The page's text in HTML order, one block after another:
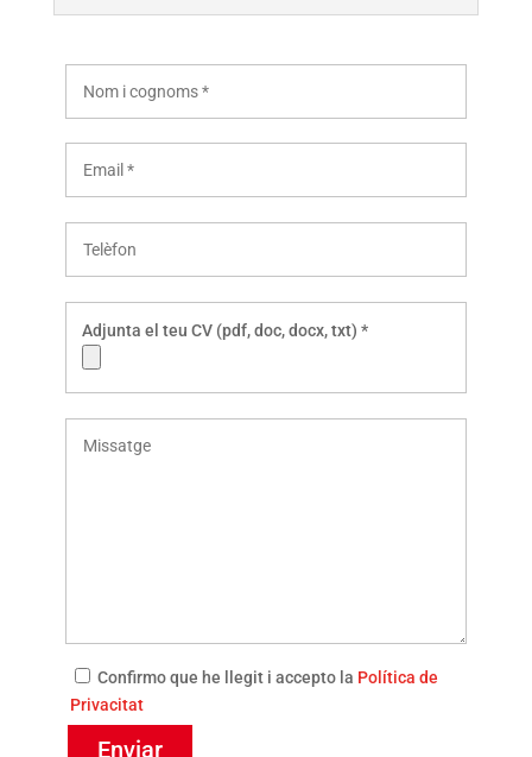
Adjunta el teu CV (pdf, doc, docx, txt) *
Confirmo que he llegit i accepto la Política de
Privacitat